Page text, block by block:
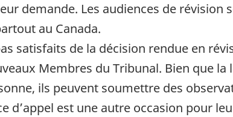
demande. Les audiences de révision
au Canada.
satisfaits de la décision rendue en
Membres du Tribunal. Bien que
ils peuvent soumettre des
d’appel est une autre occasion pour